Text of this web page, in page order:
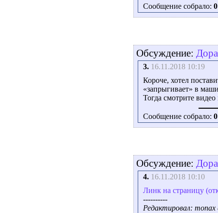
Сообщение собрало: 0
Обсуждение:
3. 16.11.2018 10:19
Короче, хотел
«запрыгивает» в
Тогда смотрите
Сообщение собрало: 0
Обсуждение:
4. 16.11.2018 10:10
Линк на страницу
----------
Редактировал: